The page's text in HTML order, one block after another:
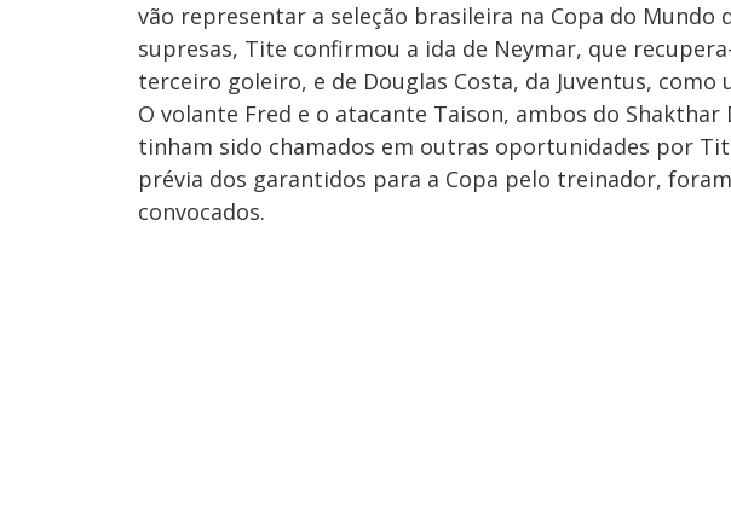
vão representar a seleção brasileira na Copa do Mundo
supresas, Tite confirmou a ida de Neymar, que
terceiro goleiro, e de Douglas Costa, da Juventus, como
O volante Fred e o atacante Taison, ambos do Shakthar
tinham sido chamados em outras oportunidades por
prévia dos garantidos para a Copa pelo treinador,
convocados.